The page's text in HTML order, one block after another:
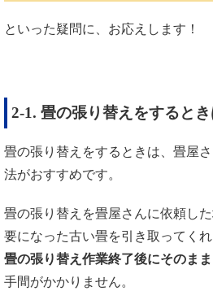
といった疑問に、お応えします！
2-1. 畳の張り替えをするとき
畳の張り替えをするときは、畳屋
法がおすすめです。
畳の張り替えを畳屋さんに依頼し
要になった古い畳を引き取ってく
畳の張り替え作業終了後にそのま
手間がかかりません。